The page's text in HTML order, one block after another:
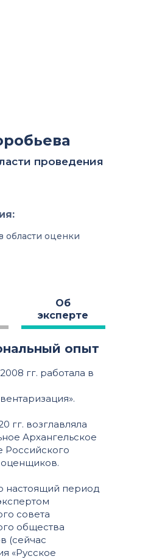
опыт
гг. работала в
гг. возглавляла
Архангельское
Российского
настоящий период
совета
общества
(сейчас
«Русское
проведения
области оценки
Об
эксперте